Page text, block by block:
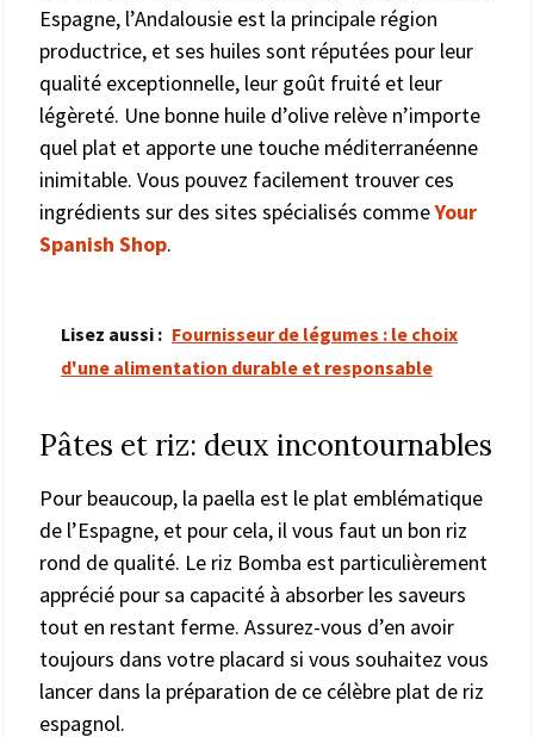
Espagne, l’Andalousie est la principale région
productrice, et ses huiles sont réputées pour leur
qualité exceptionnelle, leur goût fruité et leur
légèreté. Une bonne huile d’olive relève n’importe
quel plat et apporte une touche méditerranéenne
inimitable. Vous pouvez facilement trouver ces
ingrédients sur des sites spécialisés commeYour
Spanish Shop.
Lisez aussi : Fournisseur de légumes : le choix
d'une alimentation durable et responsable
Pâtes et riz: deux incontournables
Pour beaucoup, la paella est le plat emblématique
de l’Espagne, et pour cela, il vous faut un bon riz
rond de qualité. Le riz Bomba est particulièrement
apprécié pour sa capacité à absorber les saveurs
tout en restant ferme. Assurez-vous d’en avoir
toujours dans votre placard si vous souhaitez vous
lancer dans la préparation de ce célèbre plat de riz
espagnol.